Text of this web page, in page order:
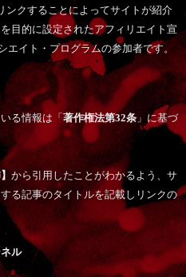
ンクすることによってサイトが紹介
目的に設定されたアフィリエイト宣
エイト・プログラムの参加者です。
る情報は「 著作権法第32条 」に基づ
から引用したことがわかるよう、サ
る記事のタイトルを記載しリンクの
ル